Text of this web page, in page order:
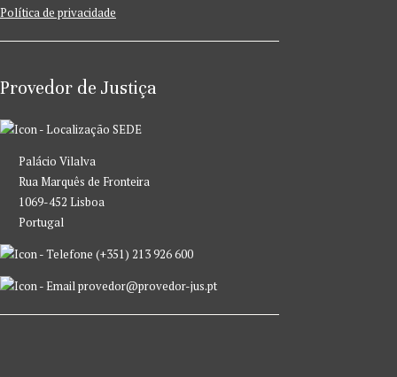
Política de privacidade
Provedor de Justiça
SEDE
Palácio Vilalva
Rua Marquês de Fronteira
1069-452 Lisboa
Portugal
(+351) 213 926 600
provedor@provedor-jus.pt